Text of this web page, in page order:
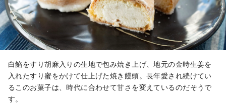
白餡をすり胡麻入りの生地で包み焼き上げ、地元の金時生姜を
入れたすり蜜をかけて仕上げた焼き饅頭。長年愛され続けてい
るこのお菓子は、時代に合わせて甘さを変えているのだそうで
す。